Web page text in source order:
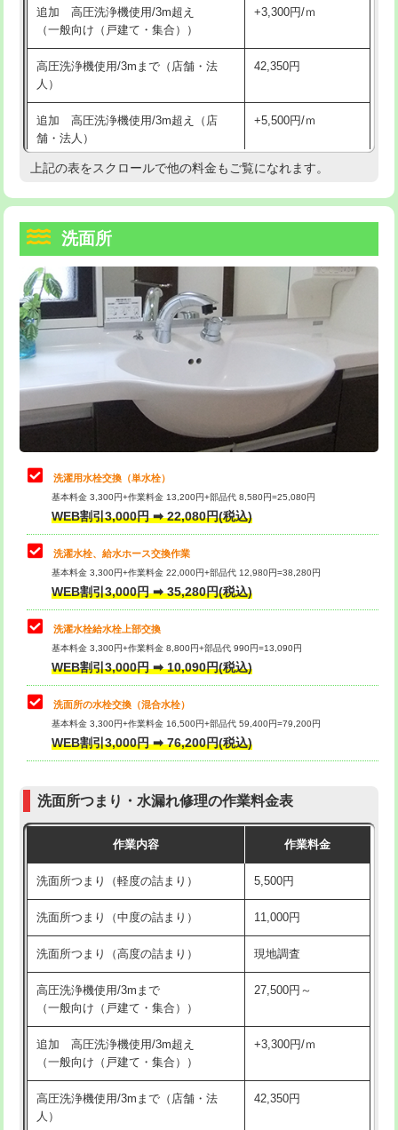
マス交換（深さ50㎝以上） 66,000円
コンクリート斫り（厚さ10㎝まで） 27,500円
コンクリート斫り（厚さ10㎝超え）
モルタル補修（厚さ10㎝まで）
モルタル補修（厚さ10㎝超え） 38,500円
洗面台設置 38,500円
追加人工
廃棄・処分 現場見積
※給水管工事は20mmまでの価格です。
持込商品取付（混合水栓） 16,500円
給水管工事※（ホール加工)
給水管工事※（バンド止め) 3,300円
給水管工事※（支持金具設置) 5,500円
給水管工事※（保温材使用（バンド止
め込み）)
5,500円
給水管工事※（土の掘削・埋め戻し作
業)
11,000円
給水管工事※（塩ビ管（VP・HI）使
用/3ｍまで)
33,000円
給水管工事※（塩ビ管（VP・HI）使
用（追加）/3ｍ超え)
給水管工事※（ライニング鋼管・銅
管・ポリ管・HT管使用/3ｍまで)
44,000円
給水管工事※（ライニング鋼管・銅
管・ポリ管・HT管使用/3ｍ超え)
排水管工事（土の掘削・埋め戻し作
業）
排水管工事（排水管工事/3ｍまで） 55,000円
排水管工事（追加 排水管工事/3ｍ超
え）
マス交換（土の掘削・埋め戻し作業）
マス交換（深さ50㎝未満）
マス交換（深さ50㎝以上）
モルタル補修（厚さ10㎝まで） 27,500円
モルタル補修（厚さ10㎝超え） 38,500円
洗面台設置 38,500円
バスタブ設置 現場見積
追加人工 16,500円
廃棄・処分
※給水管工事は20mmまでの価格です。
追加 高圧洗浄機使用/3m超え
（一般向け（戸建て・集合））
+3,300円/ｍ
高圧洗浄機使用/3mまで（店舗・法
人）
42,350円
追加 高圧洗浄機使用/3m超え（店
舗・法人）
+5,500円/ｍ
高度高圧洗浄換 現地調査
トーラー機使用/3mまで
追加トーラー機使用/3m超え +3,300円
カメラ調査 33,000円
桝清掃
止水・漏水調査・防水処理・清掃・修
理・調整・分解・加工など（軽作業）
11,000円
止水・漏水調査・防水処理・清掃・修
理・調整・分解・加工など（中作業）
22,000円
止水・漏水調査・防水処理・清掃・修
理・調整・分解・加工など（重作業）
33,000円
キッチンタンク脱着
その他部品の脱着
交換・取付（タンク）
交換・取付(単水栓（壁付・デッキ
式）)
交換・取付(混合水栓（壁付・デッキ
式・ワンホール）)
16,500円+材料費
（P/S/ポップアップ））
交換・取付（その他部品） 11,000円+材料費
持込商品取付（単水栓） 13,200円
持込商品取付（混合水栓） 16,500円
持込商品取付（浄水器・分岐水栓） 16,500円
給水管工事※（ホール加工) 16,500円
給水管工事※（バンド止め)
給水管工事※（支持金具設置) 5,500円
給水管工事※（保温材使用（バンド止
め込み）)
5,500円
上記の表をスクロールで他の料金もご覧になれます。
洗面所
洗濯用水栓交換（単水栓）
基本料金 3,300円+作業料金 13,200円+部品代 8,580円=25,080円
WEB割引3,000円 ➡ 22,080円(税込)
洗濯水栓、給水ホース交換作業
基本料金 3,300円+作業料金 22,000円+部品代 12,980円=38,280円
WEB割引3,000円 ➡ 35,280円(税込)
洗濯水栓給水栓上部交換
基本料金 3,300円+作業料金 8,800円+部品代 990円=13,090円
WEB割引3,000円 ➡ 10,090円(税込)
洗面所の水栓交換（混合水栓）
基本料金 3,300円+作業料金 16,500円+部品代 59,400円=79,200円
WEB割引3,000円 ➡ 76,200円(税込)
洗面所つまり・水漏れ修理の作業料金表
作業内容 作業料金
洗面所つまり（軽度の詰まり） 5,500円
洗面所つまり（中度の詰まり） 11,000円
洗面所つまり（高度の詰まり） 現地調査
高圧洗浄機使用/3mまで
（一般向け（戸建て・集合））
27,500円～
追加 高圧洗浄機使用/3m超え
（一般向け（戸建て・集合））
+3,300円/ｍ
高圧洗浄機使用/3mまで（店舗・法
人）
42,350円